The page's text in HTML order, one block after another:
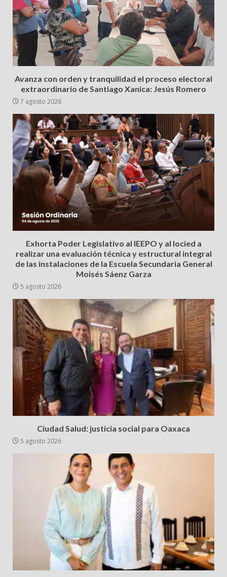
Avanza con orden y tranquilidad el proceso electoral
extraordinario de Santiago Xanica: Jesús Romero
7 agosto 2026
Exhorta Poder Legislativo al IEEPO y al Iocied a
realizar una evaluación técnica y estructural integral
de las instalaciones de la Escuela Secundaria General
Moisés Sáenz Garza
5 agosto 2026
Ciudad Salud: justicia social para Oaxaca
5 agosto 2026